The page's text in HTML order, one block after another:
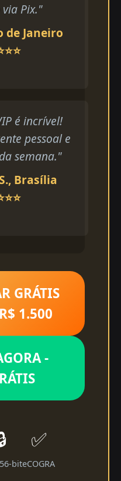
Pix."
de Janeiro
é incrível!
pessoal e
semana."
Brasília
GRÁTIS
1.500
-
bit
✅
eCOGRA